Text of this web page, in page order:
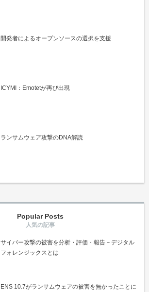
開発者によるオープンソースの選択を支援
ICYMI：Emotetが再び出現
ランサムウェア攻撃のDNA解読
Popular Posts
サイバー攻撃の被害を分析・評価・報告－デジタル
フォレンジックスとは
ENS 10.7がランサムウェアの被害を無かったことに